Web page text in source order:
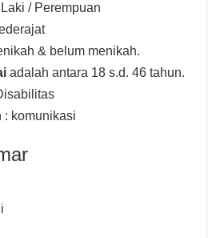
/ Perempuan
& belum menikah.
adalah antara 18 s.d. 46 tahun.
: komunikasi